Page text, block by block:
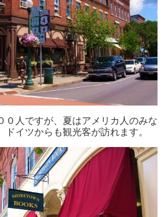
０人ですが、夏はアメリカ人のみな
ドイツからも観光客が訪れます。